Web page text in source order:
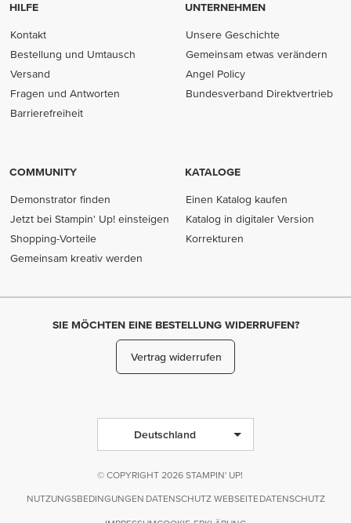
HILFE
Kontakt
Bestellung und Umtausch
Versand
Fragen und Antworten
Barrierefreiheit
UNTERNEHMEN
Unsere Geschichte
Gemeinsam etwas verändern
Angel Policy
Bundesverband Direktvertrieb
COMMUNITY
Demonstrator finden
Jetzt bei Stampin' Up! einsteigen
Shopping-Vorteile
Gemeinsam kreativ werden
KATALOGE
Einen Katalog kaufen
Katalog in digitaler Version
Korrekturen
SIE MÖCHTEN EINE BESTELLUNG WIDERRUFEN?
Vertrag widerrufen
Deutschland
© COPYRIGHT 2026 STAMPIN' UP!
NUTZUNGSBEDINGUNGEN DATENSCHUTZ WEBSEITE DATENSCHUTZ